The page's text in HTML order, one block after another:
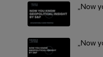
„Now
„Now